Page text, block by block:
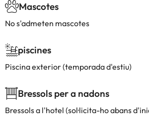
Mascotes
No s'admeten mascotes
piscines
Piscina exterior (temporada d'estiu)
Bressols per a nadons
Bressols a l'hotel (sol·licita-ho abans